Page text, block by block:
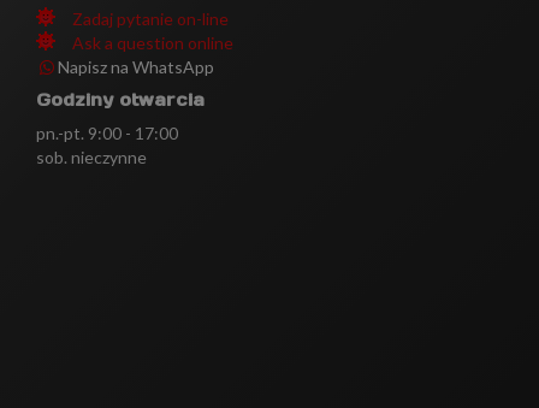
Zadaj pytanie on-line
Ask a question online
Napisz na WhatsApp
Godziny otwarcia
pn.-pt. 9:00 - 17:00
sob. nieczynne